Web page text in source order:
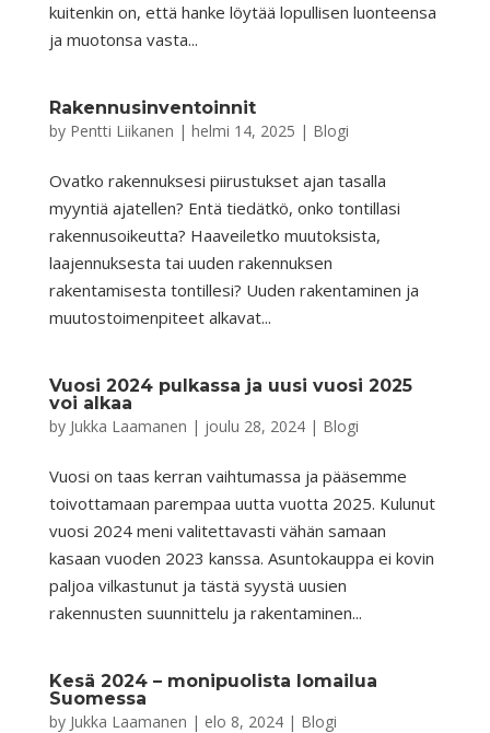
kuitenkin on, että hanke löytää lopullisen luonteensa
ja muotonsa vasta...
Rakennusinventoinnit
by Pentti Liikanen | helmi 14, 2025 | Blogi
Ovatko rakennuksesi piirustukset ajan tasalla
myyntiä ajatellen? Entä tiedätkö, onko tontillasi
rakennusoikeutta? Haaveiletko muutoksista,
laajennuksesta tai uuden rakennuksen
rakentamisesta tontillesi? Uuden rakentaminen ja
muutostoimenpiteet alkavat...
Vuosi 2024 pulkassa ja uusi vuosi 2025
voi alkaa
by Jukka Laamanen | joulu 28, 2024| Blogi
Vuosi on taas kerran vaihtumassa ja pääsemme
toivottamaan parempaa uutta vuotta 2025. Kulunut
vuosi 2024 meni valitettavasti vähän samaan
kasaan vuoden 2023 kanssa. Asuntokauppa ei kovin
paljoa vilkastunut ja tästä syystä uusien
rakennusten suunnittelu ja rakentaminen...
Kesä 2024 – monipuolista lomailua
Suomessa
by Jukka Laamanen | elo 8, 2024| Blogi